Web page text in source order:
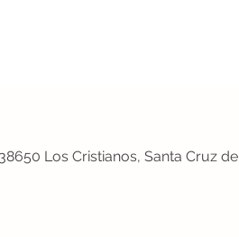
Los Cristianos, Santa Cruz de